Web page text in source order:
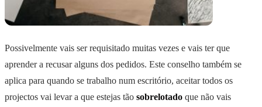
Possivelmente vais ser requisitado muitas vezes e vais ter que
aprender a recusar alguns dos pedidos. Este conselho também se
aplica para quando se trabalho num escritório, aceitar todos os
projectos vai levar a que estejas tão sobrelotado que não vais